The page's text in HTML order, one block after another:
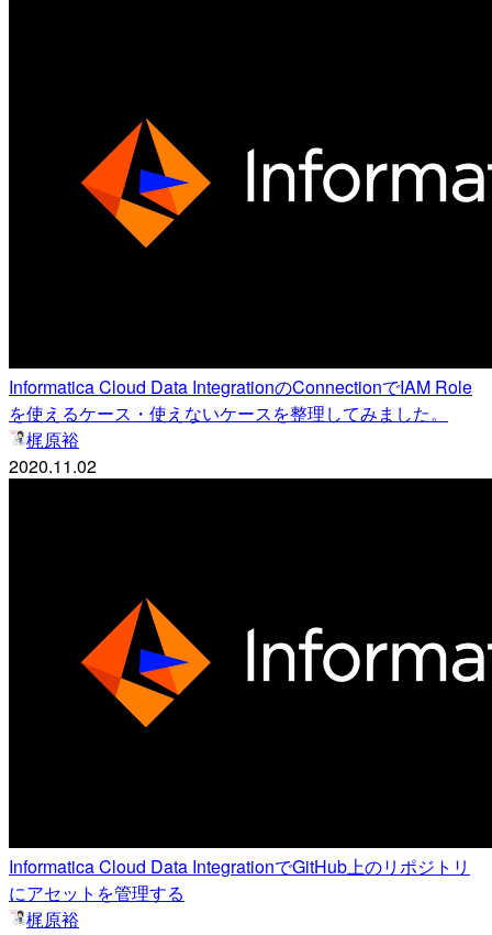
Informatica Cloud Data IntegrationのConnectionでIAM Role
を使えるケース・使えないケースを整理してみました。
梶原裕
2020.11.02
Informatica Cloud Data IntegrationでGitHub上のリポジトリ
にアセットを管理する
梶原裕